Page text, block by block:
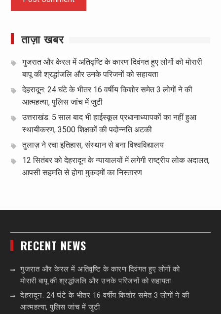
ताज़ा खबर
गुजरात और केरल में अतिवृष्टि के कारण दिवंगत हुए लोगों को मोरारी
बापू की श्रद्धांजलि और उनके परिजनों को सहायता
देहरादून: 24 घंटे के भीतर 16 वर्षीय किशोर समेत 3 लोगों ने की
आत्महत्या, पुलिस जांच में जुटी
उत्तराखंड: 5 साल बाद भी हाईस्कूल प्रधानाध्यापकों का नहीं हुआ
स्थायीकरण, 3500 शिक्षकों की पदोन्नति अटकी
तुलाज़ ने रचा इतिहास, संस्थान से बना विश्वविद्यालय
12 सितंबर को देहरादून के न्यायालयों में लगेगी राष्ट्रीय लोक अदालत,
आपसी सहमति से होगा मुकदमों का निस्तारण
RECENT NEWS
गुजरात और केरल में अतिवृष्टि के कारण दिवंगत हुए लोगों को
मोरारी बापू की श्रद्धांजलि और उनके परिजनों को सहायता
देहरादून: 24 घंटे के भीतर 16 वर्षीय किशोर समेत 3 लोगों ने की
आत्महत्या, पुलिस जांच में जुटी